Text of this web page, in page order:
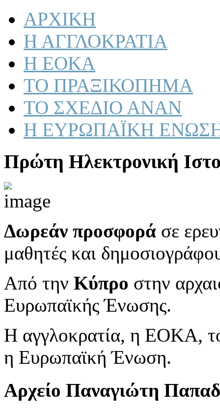
ΑΡΧΙΚΗ
Η ΑΓΓΛΟΚΡΑΤΙΑ
Η ΕΟΚΑ
ΤΟ ΠΡΑΞΙΚΟΠΗΜΑ
ΤΟ ΣΧΕΔΙΟ ΑΝΑΝ
Η ΕΥΡΩΠΑΪΚΗ
Πρώτη Ηλεκτρονική
Δωρεάν προσφορά σε
μαθητές και
Από την Κύπρο στην
Ευρωπαϊκής Ένωσης.
Η αγγλοκρατία, η ΕΟΚΑ,
η Ευρωπαϊκή Ένωση.
Αρχείο Παναγιώτη